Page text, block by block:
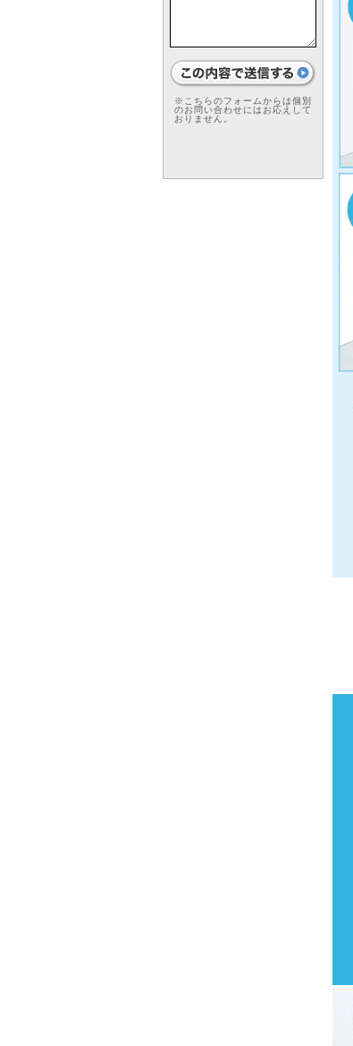
※こちらのフォームからは個別
のお問い合わせにはお応えして
おりません。